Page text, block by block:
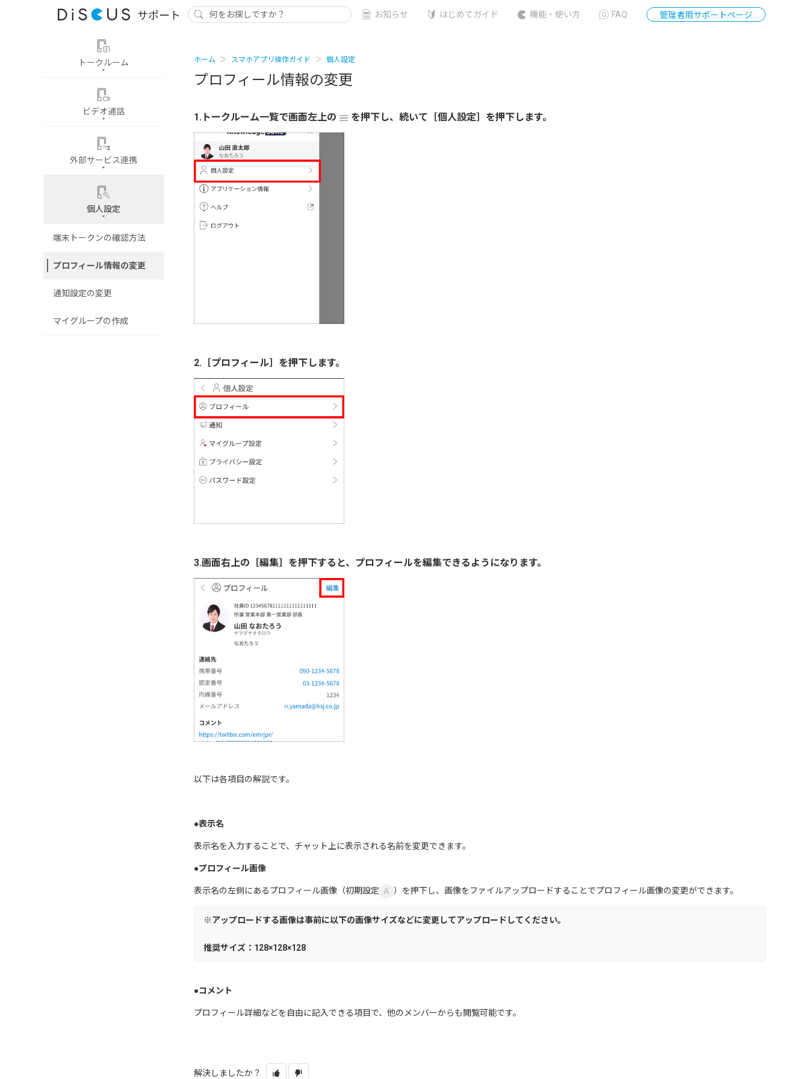
お知らせ はじめてガイド 機能・使い方 FAQ 管理者用サポートページ
トークルーム
ビデオ通話
外部サービス連携
個人設定
端末トークンの確認方法
プロフィール情報の変更
通知設定の変更
マイグループの作成
ホーム スマホアプリ操作ガイド 個人設定
プロフィール情報の変更
1.トークルーム一覧で画面左上の を押下し、続いて［個人設定］を押下します。
2.［プロフィール］を押下します。
3.画面右上の［編集］を押下すると、プロフィールを編集できるようになります。
以下は各項目の解説です。
●表示名
表示名を入力することで、チャット上に表示される名前を変更できます。
●プロフィール画像
表示名の左側にあるプロフィール画像（初期設定 ）を押下し、画像をファイルアップロードすることでプロフィール画像の変更ができます。
※アップロードする画像は事前に以下の画像サイズなどに変更してアップロードしてください。
推奨サイズ：128×128×128
●コメント
プロフィール詳細などを自由に記入できる項目で、他のメンバーからも閲覧可能です。
解決しましたか？